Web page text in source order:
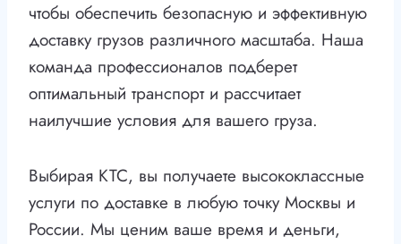
чтобы обеспечить безопасную и эффективную
доставку грузов различного масштаба. Наша
команда профессионалов подберет
оптимальный транспорт и рассчитает
наилучшие условия для вашего груза.
Выбирая КТС, вы получаете высококлассные
услуги по доставке в любую точку Москвы и
России. Мы ценим ваше время и деньги,